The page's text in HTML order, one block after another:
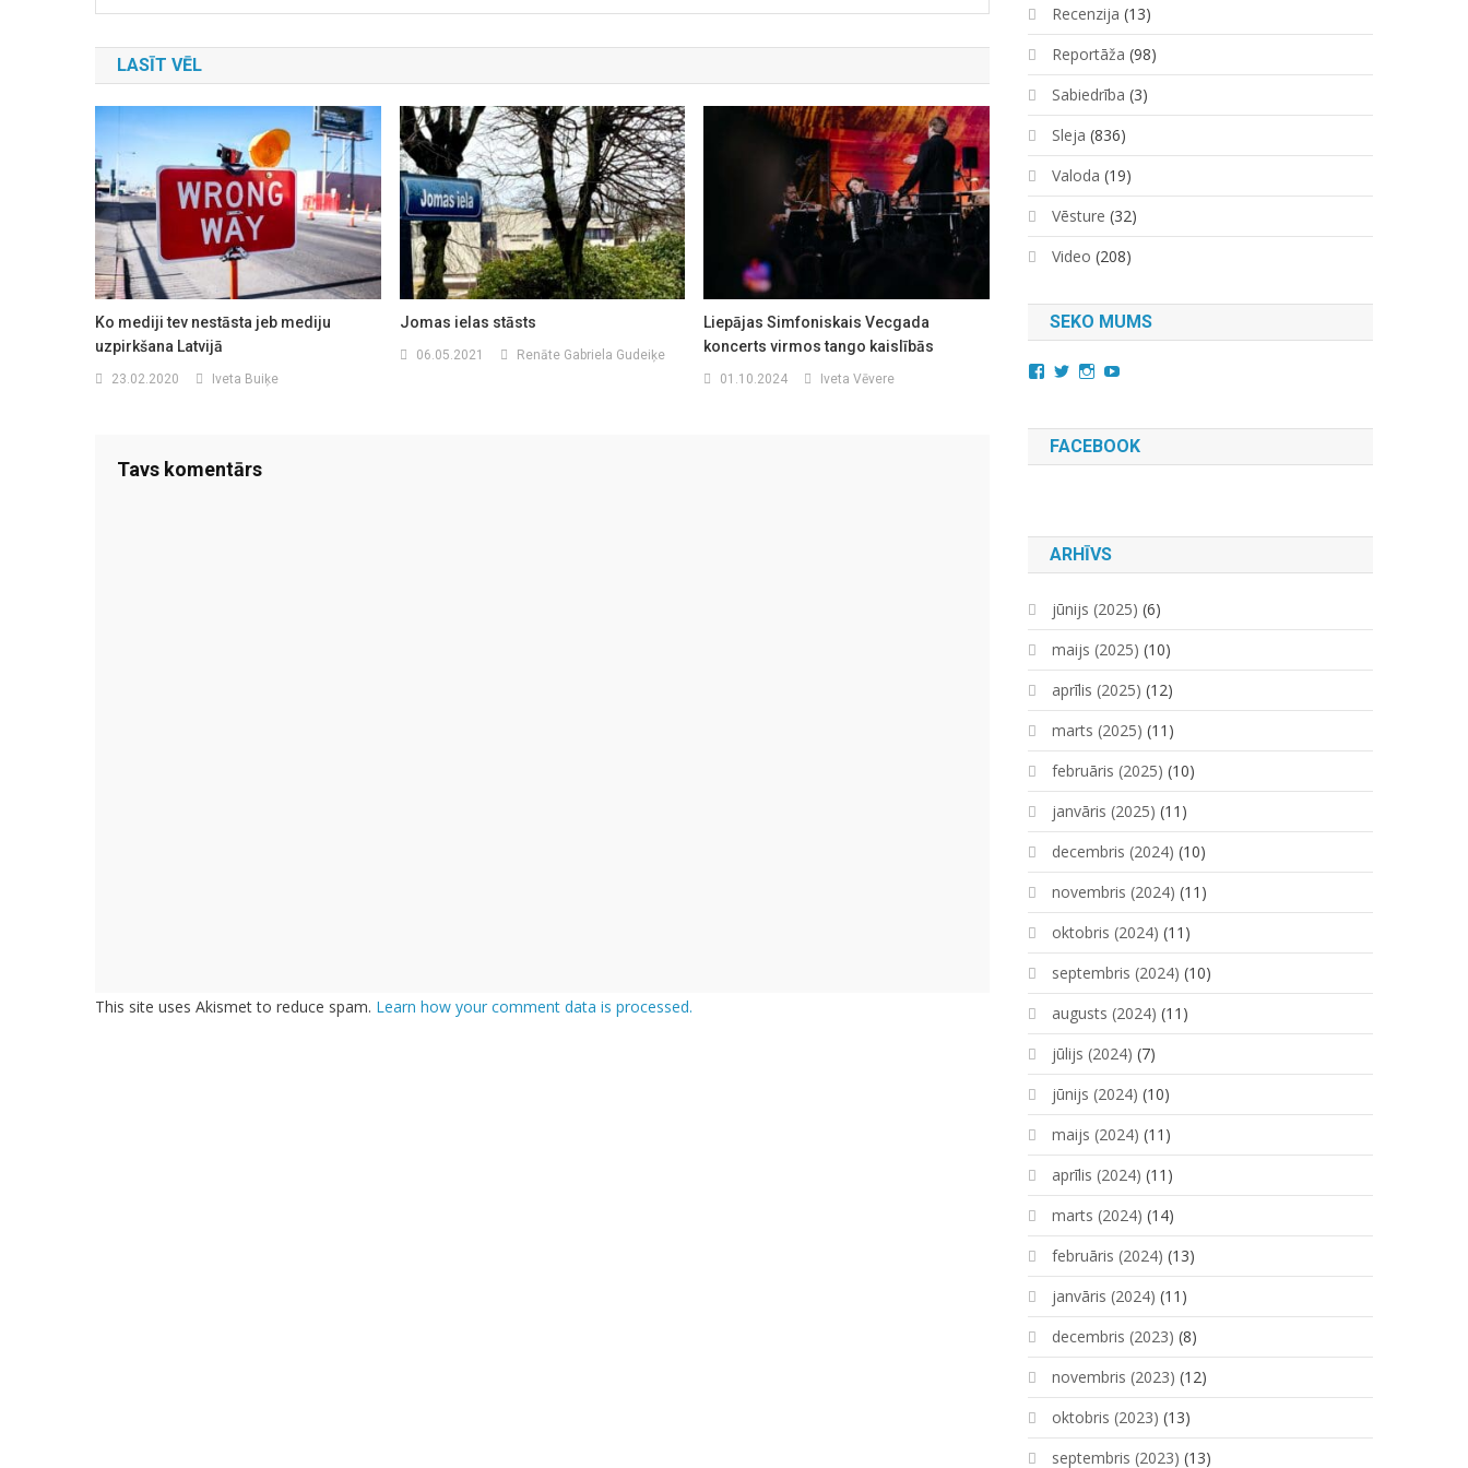
LASĪT VĒL
Ko mediji tev nestāsta jeb mediju
uzpirkšana Latvijā
23.02.2020 Iveta Buiķe
Jomas ielas stāsts
06.05.2021 Renāte Gabriela Gudeiķe
Liepājas Simfoniskais Vecgada
koncerts virmos tango kaislībās
01.10.2024 Iveta Vēvere
Tavs komentārs
This site uses Akismet to reduce spam. Learn how your comment data is processed.
Recenzija (13)
Reportāža (98)
Sabiedrība (3)
Sleja (836)
Valoda (19)
Vēsture (32)
Video (208)
SEKO MUMS
View
Facebook
View
Twitter
View
Instagram
FACEBOOK
ARHĪVS
jūnijs (2025) (6)
maijs (2025) (10)
aprīlis (2025) (12)
marts (2025) (11)
februāris (2025) (10)
janvāris (2025) (11)
decembris (2024) (10)
novembris (2024) (11)
oktobris (2024) (11)
septembris (2024) (10)
augusts (2024) (11)
jūlijs (2024) (7)
jūnijs (2024) (10)
maijs (2024) (11)
aprīlis (2024) (11)
marts (2024) (14)
februāris (2024) (13)
janvāris (2024) (11)
decembris (2023) (8)
novembris (2023) (12)
oktobris (2023) (13)
septembris (2023) (13)